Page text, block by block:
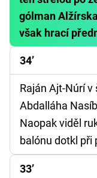
gólman
však hrací
34’
Raján Ajt-Núrí
Abdalláha
Naopak viděl
balónu dotkl při
33’